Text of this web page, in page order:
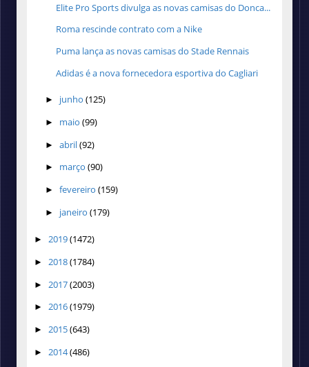
Elite Pro Sports divulga as novas camisas do Donca...
Roma rescinde contrato com a Nike
Puma lança as novas camisas do Stade Rennais
Adidas é a nova fornecedora esportiva do Cagliari
► junho (125)
► maio (99)
► abril(92)
► março (90)
► fevereiro (159)
► janeiro (179)
► 2019(1472)
► 2018(1784)
► 2017(2003)
► 2016(1979)
► 2015(643)
► 2014(486)